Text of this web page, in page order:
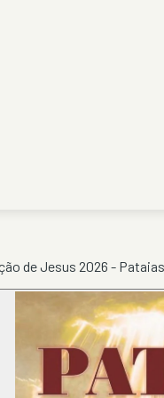
de Jesus 2026 - Pataias